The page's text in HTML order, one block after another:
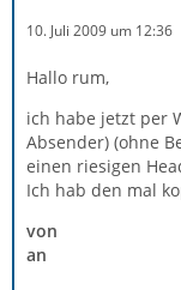
10. Juli 2009 um 12:36
Hallo rum,
ich habe jetzt per
Absender) (ohne
einen riesigen
Ich hab den mal
von
an